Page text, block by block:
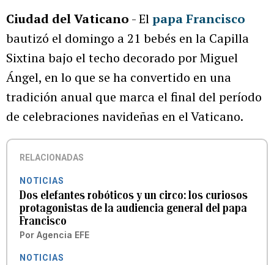
Ciudad del Vaticano - Elpapa Francisco
bautizó el domingo a 21 bebés en la Capilla
Sixtina bajo el techo decorado por Miguel
Ángel, en lo que se ha convertido en una
tradición anual que marca el final del período
de celebraciones navideñas en el Vaticano.
RELACIONADAS
NOTICIAS
Dos elefantes robóticos y un circo: los curiosos
protagonistas de la audiencia general del papa
Francisco
Por Agencia EFE
NOTICIAS